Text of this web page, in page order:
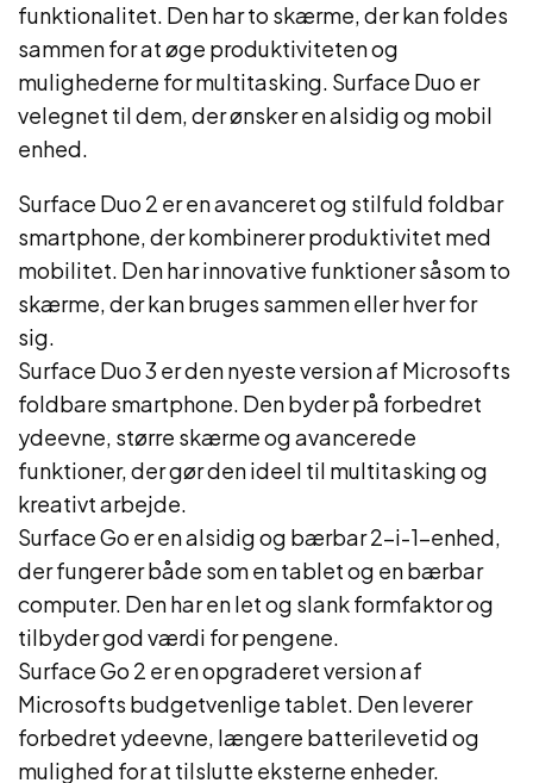
funktionalitet. Den har to skærme, der kan foldes
sammen for at øge produktiviteten og
mulighederne for multitasking. Surface Duo er
velegnet til dem, der ønsker en alsidig og mobil
enhed.
Surface Duo 2 er en avanceret og stilfuld foldbar
smartphone, der kombinerer produktivitet med
mobilitet. Den har innovative funktioner såsom to
skærme, der kan bruges sammen eller hver for
sig.
Surface Duo 3 er den nyeste version af Microsofts
foldbare smartphone. Den byder på forbedret
ydeevne, større skærme og avancerede
funktioner, der gør den ideel til multitasking og
kreativt arbejde.
Surface Go er en alsidig og bærbar 2-i-1-enhed,
der fungerer både som en tablet og en bærbar
computer. Den har en let og slank formfaktor og
tilbyder god værdi for pengene.
Surface Go 2 er en opgraderet version af
Microsofts budgetvenlige tablet. Den leverer
forbedret ydeevne, længere batterilevetid og
mulighed for at tilslutte eksterne enheder.